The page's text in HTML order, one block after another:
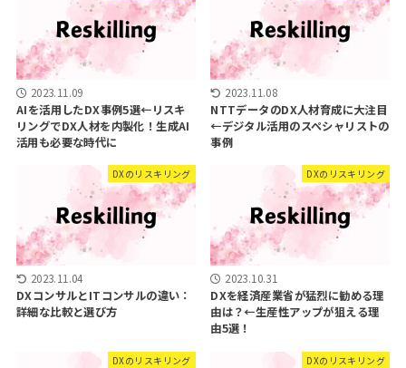
2023.11.09
AIを活用したDX事例5選←リスキ
リングでDX人材を内製化！生成AI
活用も必要な時代に
2023.11.08
NTTデータのDX人材育成に大注目
←デジタル活用のスペシャリストの
事例
DXのリスキリング
2023.11.04
DXコンサルとITコンサルの違い：
詳細な比較と選び方
DXのリスキリング
2023.10.31
DXを経済産業省が猛烈に勧める理
由は？←生産性アップが狙える理
由5選！
DXのリスキリング DXのリスキリング